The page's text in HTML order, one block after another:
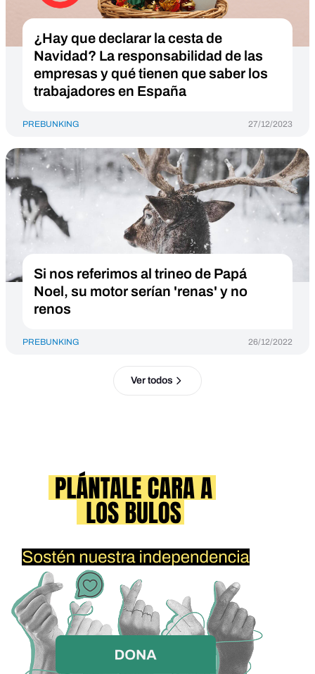
¿Hay que declarar la cesta de
Navidad? La responsabilidad de las
empresas y qué tienen que saber los
trabajadores en España
PREBUNKING 27/12/2023
Si nos referimos al trineo de Papá
Noel, su motor serían 'renas' y no
renos
PREBUNKING 26/12/2022
Ver todos